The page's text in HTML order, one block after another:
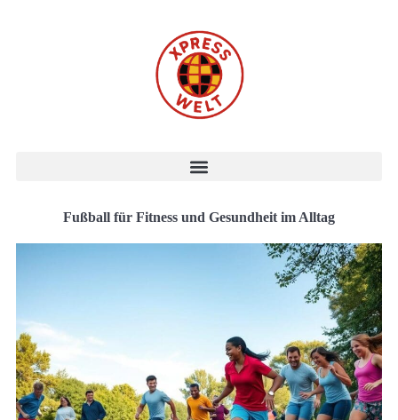
Fußball für Fitness und Gesundheit im Alltag